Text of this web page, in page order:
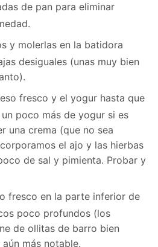
de pan para eliminar
y molerlas en la batidora
desiguales (unas muy bien
fresco y el yogur hasta que
poco más de yogur si es
una crema (que no sea
el ajo y las hierbas
de sal y pimienta. Probar y
fresco en la parte inferior de
poco profundos (los
de ollitas de barro bien
más notable.